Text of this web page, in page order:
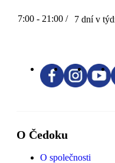
7:00 - 21:00 / 7 dní v
O Čedoku
O společnosti